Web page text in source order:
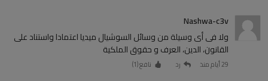
Nashwa-c3v
ولا فى أى وسيلة من وسائل السوشيال ميديا اعتمادا واستناد على
القانون، الدين، العرف و حقوق الملكية
29 أيام منذ رد نافع (1
)